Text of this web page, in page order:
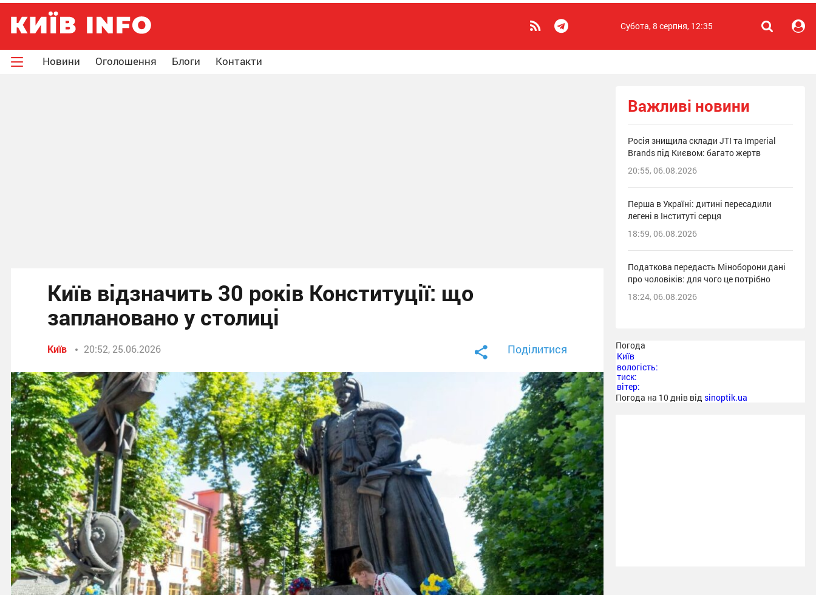
Субота, 8 серпня, 12:35
Новини Оголошення Блоги Контакти
Київ відзначить 30 років Конституції: що
заплановано у столиці
Київ 20:52, 25.06.2026 Поділитися
Важливі новини
Росія знищила склади JTI та Imperial
Brands під Києвом: багато жертв
20:55, 06.08.2026
Перша в Україні: дитині пересадили
легені в Інституті серця
18:59, 06.08.2026
Податкова передасть Міноборони дані
про чоловіків: для чого це потрібно
18:24, 06.08.2026
Погода
Київ
вологість:
тиск:
вітер:
Погода на 10 днів від sinoptik.ua